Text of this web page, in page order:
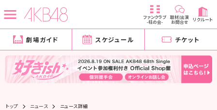
ファンクラブ
-柱の会-
取材/出演
お問合せ リクルート
劇場ガイド スケジュール チケット
トップ ニュース ニュース詳細